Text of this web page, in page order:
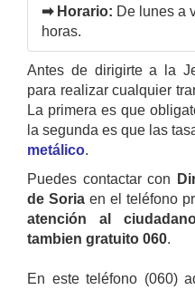
➡ Horario: De lunes a
horas.
Antes de dirigirte a la
para realizar cualquier
La primera es que
la segunda es que las
metálico.
Puedes contactar con
de Soria en el teléfono
atención al
tambien gratuito 060.
En este teléfono (060)